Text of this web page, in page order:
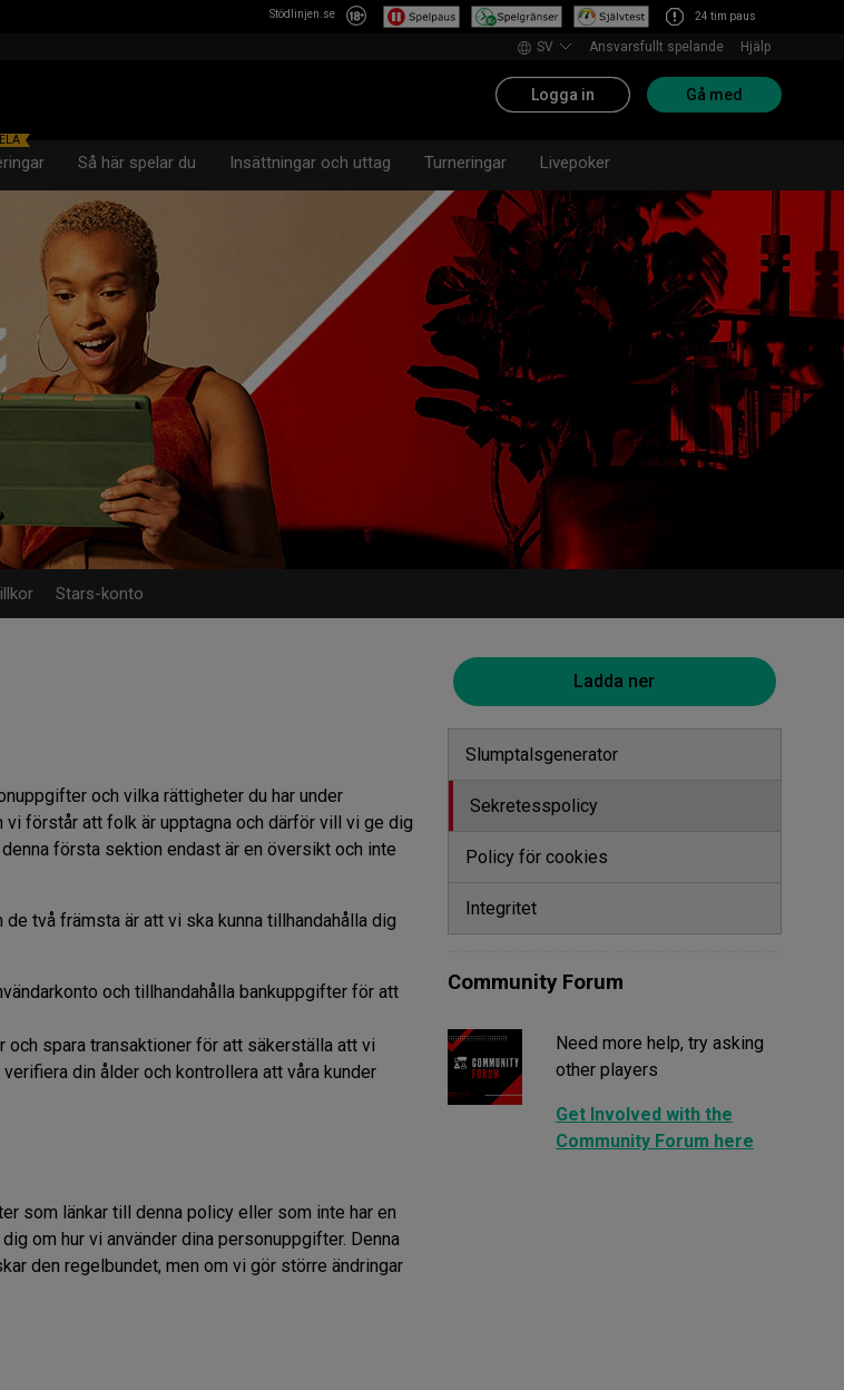
Stödlinjen.se 24 tim paus
SV Ansvarsfullt spelande Hjälp
Logga in Gå med
Så här spelar du Insättningar och uttag Turneringar Livepoker
Stars-konto
och vilka rättigheter du har under
förstår att folk är upptagna och därför vill vi ge dig
första sektion endast är en översikt och inte
två främsta är att vi ska kunna tillhandahålla dig
och tillhandahålla bankuppgifter för att
och spara transaktioner för att säkerställa att vi
din ålder och kontrollera att våra kunder
som länkar till denna policy eller som inte har en
om hur vi använder dina personuppgifter. Denna
den regelbundet, men om vi gör större ändringar
Ladda ner
Slumptalsgenerator
Sekretesspolicy
Policy för cookies
Integritet
Community Forum
Need more help, try asking
other players
Get Involved with the
Community Forum here